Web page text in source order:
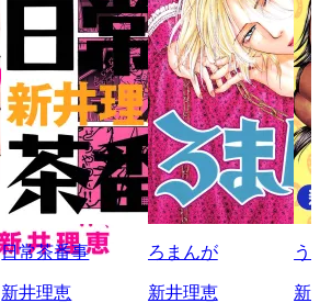
日常茶番事
新井理恵
ろまんが
新井理恵
う
新